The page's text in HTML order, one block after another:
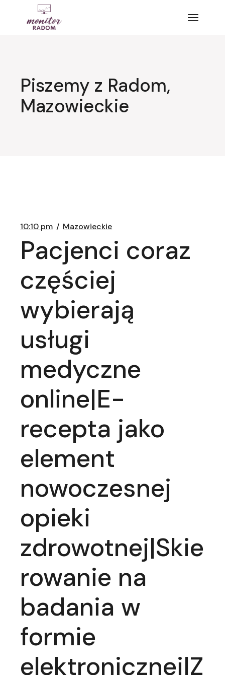
Piszemy z Radom,
Mazowieckie
10:10 pm Mazowieckie
Pacjenci coraz
częściej
wybierają
usługi
medyczne
online|E-
recepta jako
element
nowoczesnej
opieki
zdrowotnej|Skie
rowanie na
badania w
formie
elektronicznej|Z